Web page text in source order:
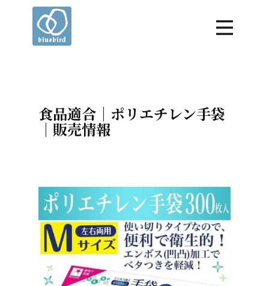
食品適合｜ポリエチレン手袋
｜販売情報